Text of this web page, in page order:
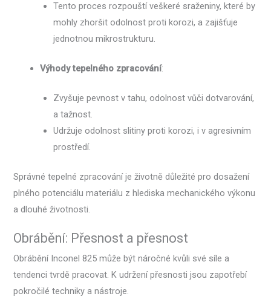
Tento proces rozpouští veškeré sraženiny, které by
mohly zhoršit odolnost proti korozi, a zajišťuje
jednotnou mikrostrukturu.
Výhody tepelného zpracování:
Zvyšuje pevnost v tahu, odolnost vůči dotvarování,
a tažnost.
Udržuje odolnost slitiny proti korozi, i v agresivním
prostředí.
Správné tepelné zpracování je životně důležité pro dosažení
plného potenciálu materiálu z hlediska mechanického výkonu
a dlouhé životnosti.
Obrábění: Přesnost a přesnost
Obrábění Inconel 825 může být náročné kvůli své síle a
tendenci tvrdě pracovat. K udržení přesnosti jsou zapotřebí
pokročilé techniky a nástroje.